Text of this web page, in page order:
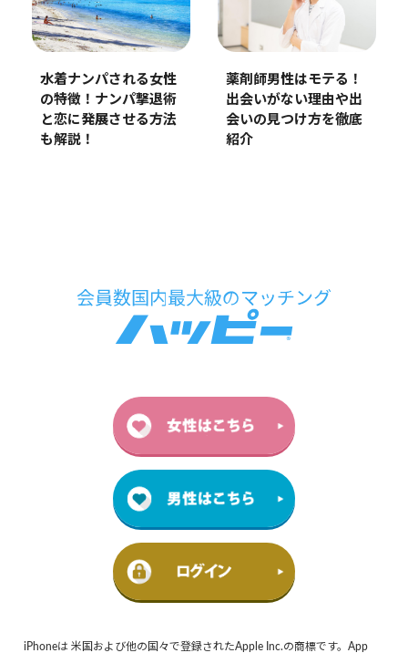
水着ナンパされる女性
の特徴！ナンパ撃退術
と恋に発展させる方法
も解説！
薬剤師男性はモテる！
出会いがない理由や出
会いの見つけ方を徹底
紹介
iPhoneは 米国および他の国々で登録されたApple Inc.の商標です。App